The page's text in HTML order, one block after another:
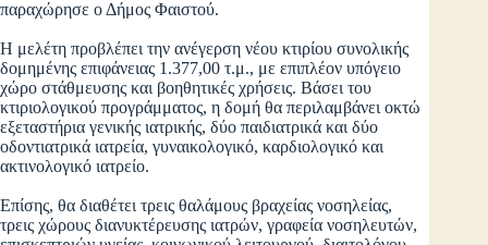
παραχώρησε ο Δήμος Φαιστού.
Η μελέτη προβλέπει την ανέγερση νέου κτιρίου συνολικής
δομημένης επιφάνειας 1.377,00 τ.μ., με επιπλέον υπόγειο
χώρο στάθμευσης και βοηθητικές χρήσεις. Βάσει του
κτιριολογικού προγράμματος, η δομή θα περιλαμβάνει οκτώ
εξεταστήρια γενικής ιατρικής, δύο παιδιατρικά και δύο
οδοντιατρικά ιατρεία, γυναικολογικό, καρδιολογικό και
ακτινολογικό ιατρείο.
Επίσης, θα διαθέτει τρεις θαλάμους βραχείας νοσηλείας,
τρεις χώρους διανυκτέρευσης ιατρών, γραφεία νοσηλευτών,